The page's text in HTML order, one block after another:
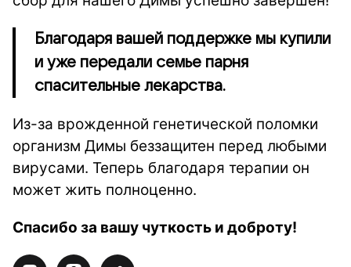
Благодаря вашей поддержке мы купили
и уже передали семье парня
спасительные лекарства.
Из-за врожденной генетической поломки
организм Димы беззащитен перед любыми
вирусами. Теперь благодаря терапии он
может жить полноценно.
Спасибо за вашу чуткость и доброту!